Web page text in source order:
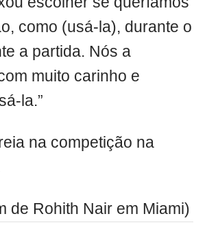
como (usá-la), durante o
a partida. Nós a
muito carinho e
la.”
na competição na
de Rohith Nair em Miami)